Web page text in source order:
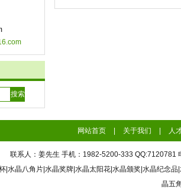
网站首页 关于我们 人
联系人：姜先生 手机：1982-5200-333 QQ:7120781
|水晶八角片|水晶奖牌|水晶太阳花|水晶颁奖|水晶纪念
晶五